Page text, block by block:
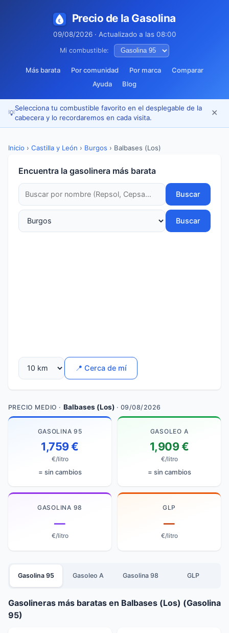
Precio de la Gasolina
09/08/2026 · Actualizado a las 08:00
Mi combustible:
Más barata Por comunidad Por marca
Comparar
Ayuda
Blog
💡
Selecciona tu combustible favorito en el desplegable de la
cabecera y lo recordaremos en cada visita.
✕
Inicio › Castilla y León › Burgos › Balbases (Los)
Encuentra la gasolinera más barata
Buscar
Buscar
📍 Cerca de mí
PRECIO MEDIO · Balbases (Los) · 09/08/2026
GASOLINA 95
1,759 €
€/litro
= sin cambios
GASOLEO A
1,909 €
€/litro
= sin cambios
GASOLINA 98
—
€/litro
GLP
—
€/litro
Gasolina 95 Gasoleo A Gasolina 98 GLP
Gasolineras más baratas en Balbases (Los) (Gasolina
95)